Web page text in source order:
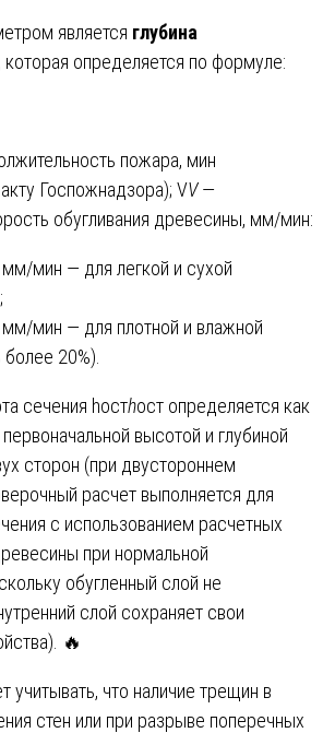
является глубина
которая определяется по формуле:
пожара, мин
Госпожнадзора); VV—
обугливания древесины, мм/мин:
мин — для легкой и сухой
мин — для плотной и влажной
20%).
сечения hостhост​ определяется как
высотой и глубиной
сторон (при двустороннем
расчет выполняется для
с использованием расчетных
при нормальной
обугленный слой не
слой сохраняет свои
🔥
учитывать, что наличие трещин в
стен или при разрыве поперечных